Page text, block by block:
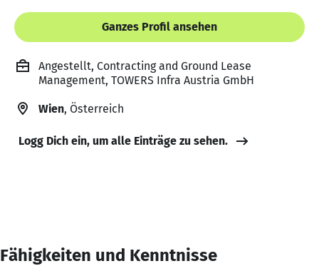
Ganzes Profil ansehen
Angestellt, Contracting and Ground Lease
Management, TOWERS Infra Austria GmbH
Wien, Österreich
Logg Dich ein, um alle Einträge zu sehen.
Fähigkeiten und Kenntnisse